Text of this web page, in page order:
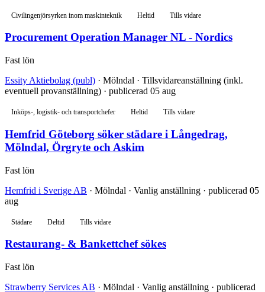
Civilingenjörsyrken inom maskinteknik Heltid Tills vidare
Procurement Operation Manager NL - Nordics
Fast lön
Essity Aktiebolag (publ) · Mölndal · Tillsvidareanställning (inkl.
eventuell provanställning) · publicerad 05 aug
Inköps-, logistik- och transportchefer Heltid Tills vidare
Hemfrid Göteborg söker städare i Långedrag,
Mölndal, Örgryte och Askim
Fast lön
Hemfrid i Sverige AB · Mölndal · Vanlig anställning · publicerad 05
aug
Städare Deltid Tills vidare
Restaurang- & Bankettchef sökes
Fast lön
Strawberry Services AB · Mölndal · Vanlig anställning · publicerad